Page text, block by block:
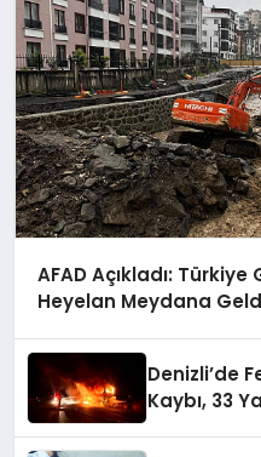
AFAD Açıkladı: Türkiye
Heyelan Meydana
Denizli’de
Kaybı, 33